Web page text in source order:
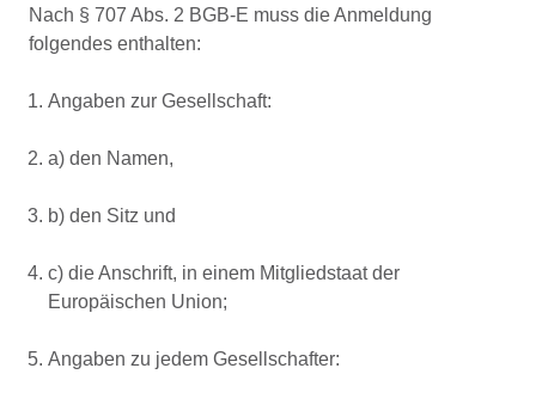
Nach § 707 Abs. 2 BGB-E muss die Anmeldung
folgendes enthalten:
Angaben zur Gesellschaft:
a) den Namen,
b) den Sitz und
c) die Anschrift, in einem Mitgliedstaat der
Europäischen Union;
Angaben zu jedem Gesellschafter: